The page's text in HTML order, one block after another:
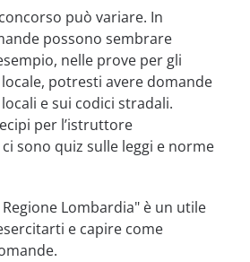
può variare. In
possono sembrare
nelle prove per gli
potresti avere domande
e sui codici stradali.
per l’istruttore
sono quiz sulle leggi e norme
Lombardia" è un utile
e capire come